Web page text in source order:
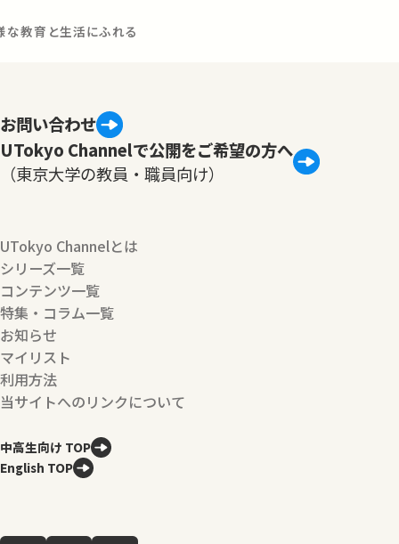
教育と生活にふれる
お問い合わせ
UTokyo Channelで公開をご希望の方へ
（東京大学の教員・職員向け）
UTokyo Channelとは
シリーズ一覧
コンテンツ一覧
特集・コラム一覧
お知らせ
マイリスト
利用方法
当サイトへのリンクについて
中高生向け TOP
English TOP